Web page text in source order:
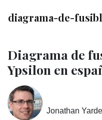
diagrama-de-
Diagrama de
Ypsilon en
Jonathan